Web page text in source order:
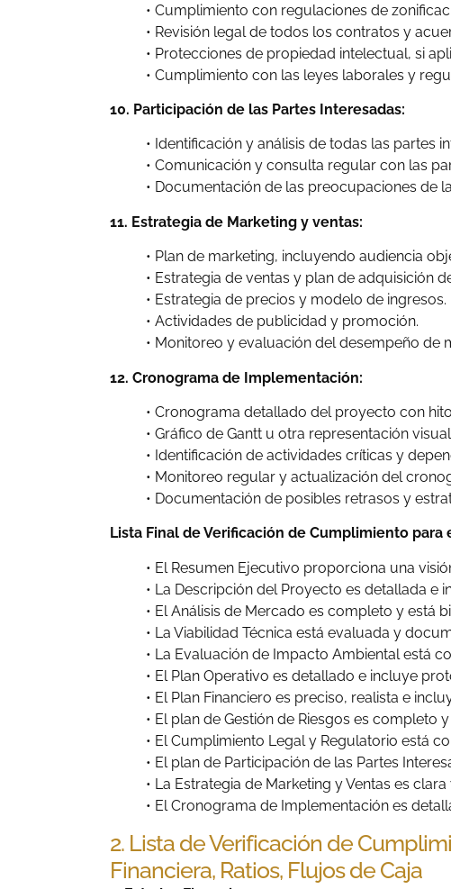
• Cumplimiento con regulaciones de
• Revisión legal de todos los contratos y
• Protecciones de propiedad intelectual, si
• Cumplimiento con las leyes laborales y
10. Participación de las Partes Interesadas:
• Identificación y análisis de todas las partes
• Comunicación y consulta regular con las
• Documentación de las preocupaciones de
11. Estrategia de Marketing y ventas:
• Plan de marketing, incluyendo audiencia
• Estrategia de ventas y plan de adquisición
• Estrategia de precios y modelo de ingresos.
• Actividades de publicidad y promoción.
• Monitoreo y evaluación del desempeño de
12. Cronograma de Implementación:
• Cronograma detallado del proyecto con
• Gráfico de Gantt u otra representación
• Identificación de actividades críticas y
• Monitoreo regular y actualización del
• Documentación de posibles retrasos y
Lista Final de Verificación de Cumplimiento para
• El Resumen Ejecutivo proporciona una
• La Descripción del Proyecto es detallada e
• El Análisis de Mercado es completo y está
• La Viabilidad Técnica está evaluada y
• La Evaluación de Impacto Ambiental está
• El Plan Operativo es detallado e incluye
• El Plan Financiero es preciso, realista e
• El plan de Gestión de Riesgos es completo
• El Cumplimiento Legal y Regulatorio está
• El plan de Participación de las Partes
• La Estrategia de Marketing y Ventas es
• El Cronograma de Implementación es
2. Lista de Verificación de
Financiera, Ratios, Flujos de Caja